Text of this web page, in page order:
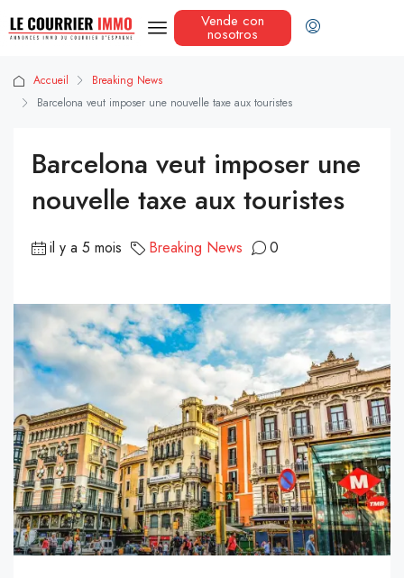
Vende con
nosotros
Accueil
Breaking News
Barcelona veut imposer une nouvelle taxe aux touristes
Barcelona veut imposer une
nouvelle taxe aux touristes
il y a 5 mois Breaking News 0